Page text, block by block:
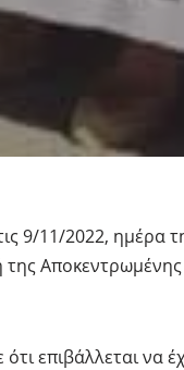
9/11/2022, ημέρα
επιβάλλεται να